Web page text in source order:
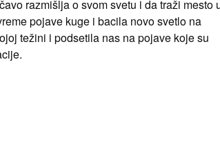
razmišlja o svom svetu i da traži mesto
pojave kuge i bacila novo svetlo na
težini i podsetila nas na pojave koje su